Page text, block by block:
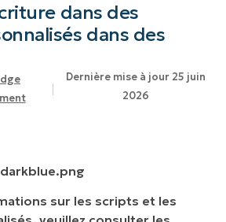
dans des
dans des
Dernière mise à jour 25 juin
2026
sur les scripts et les